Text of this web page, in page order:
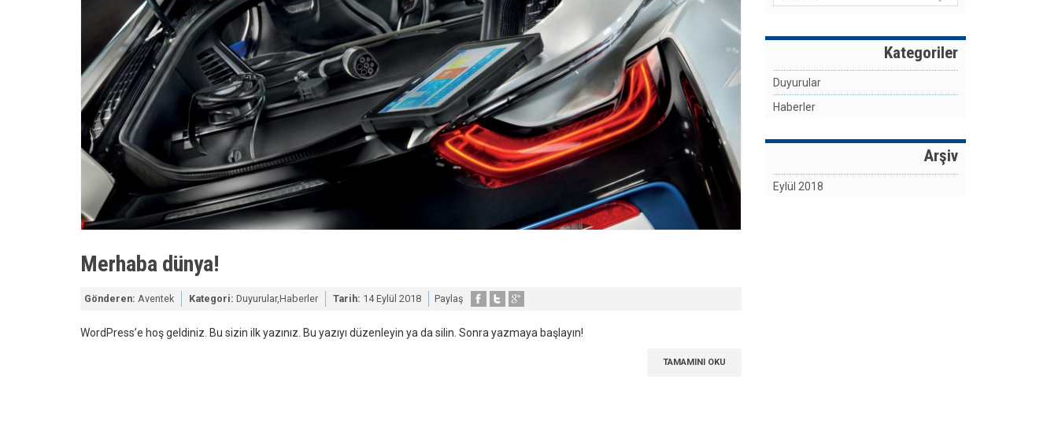
Merhaba dünya!
Gönderen: Aventek Kategori: Duyurular,Haberler Tarih: 14 Eylül 2018 Paylaş
WordPress’e hoş geldiniz. Bu sizin ilk yazınız. Bu yazıyı düzenleyin ya da silin. Sonra yazmaya başlayın!
TAMAMINI OKU
Kategoriler
Duyurular
Haberler
Arşiv
Eylül 2018